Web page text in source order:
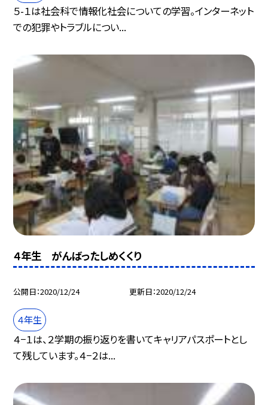
５-１は社会科で情報化社会についての学習。インターネット
での犯罪やトラブルについ...
４年生 がんばったしめくくり
公開日 2020/12/24 更新日 2020/12/24
４年生
４−１は、２学期の振り返りを書いてキャリアパスポートとし
て残しています。４−２は...